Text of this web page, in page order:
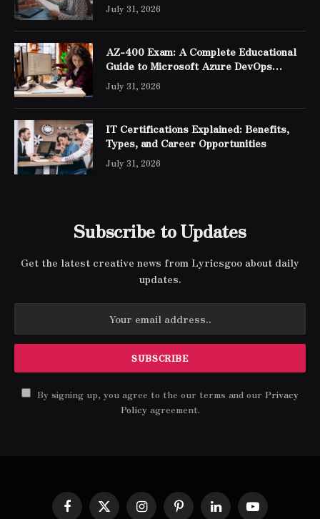
July 31, 2026
AZ-400 Exam: A Complete Educational
Guide to Microsoft Azure DevOps
Engineer Expert Certification
July 31, 2026
IT Certifications Explained: Benefits,
Types, and Career Opportunities
July 31, 2026
Subscribe to Updates
Get the latest creative news from Lyricsgoo about daily
updates.
By signing up, you agree to the our terms and our Privacy
Policyagreement.
Facebook
X InstagramPinterestLinkedInYouTube